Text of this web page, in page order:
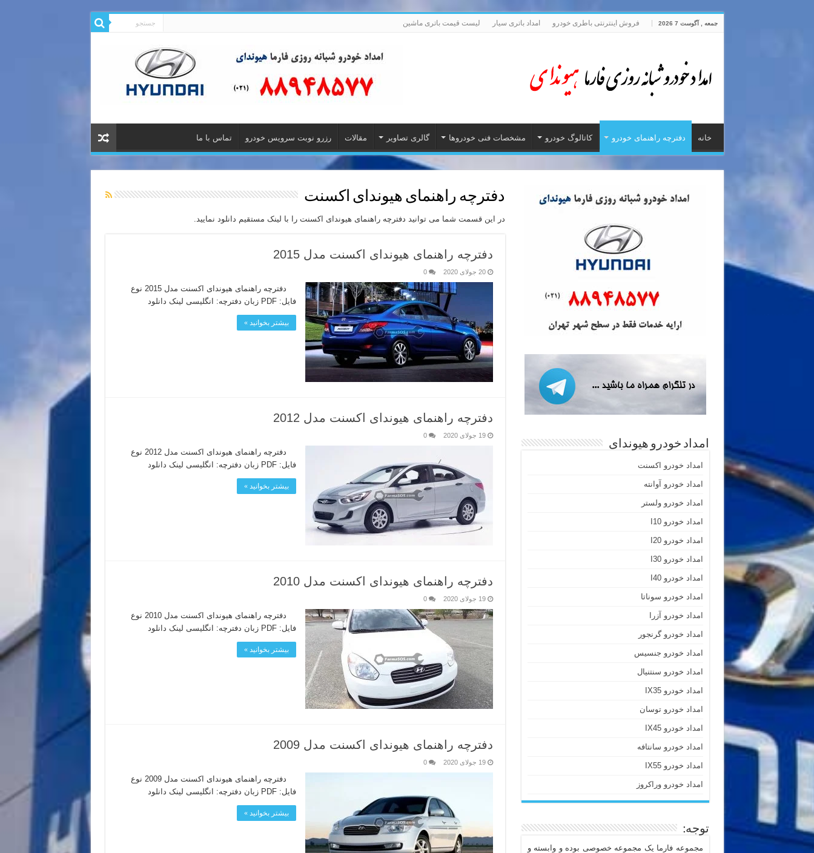
جمعه , آگوست 7 2026 فروش اینترنتی باطری خودرو امداد باتری سیار لیست قیمت باتری ماشین
خانه دفترچه راهنمای خودرو کاتالوگ خودرو مشخصات فنی خودروها گالری تصاویر مقالات رزرو نوبت سرویس خودرو تماس با ما
دفترچه راهنمای هیوندای اکسنت
در این قسمت شما می توانید دفترچه راهنمای هیوندای اکسنت را با لینک مستقیم دانلود نمایید.
دفترچه راهنمای هیوندای اکسنت مدل 2015
20 جولای 2020 0
دفترچه راهنمای هیوندای اکسنت مدل 2015 نوع
فایل: PDF زبان دفترچه: انگلیسی لینک دانلود
بیشتر بخوانید »
دفترچه راهنمای هیوندای اکسنت مدل 2012
19 جولای 2020 0
دفترچه راهنمای هیوندای اکسنت مدل 2012 نوع
فایل: PDF زبان دفترچه: انگلیسی لینک دانلود
بیشتر بخوانید »
دفترچه راهنمای هیوندای اکسنت مدل 2010
19 جولای 2020 0
دفترچه راهنمای هیوندای اکسنت مدل 2010 نوع
فایل: PDF زبان دفترچه: انگلیسی لینک دانلود
بیشتر بخوانید »
دفترچه راهنمای هیوندای اکسنت مدل 2009
19 جولای 2020 0
دفترچه راهنمای هیوندای اکسنت مدل 2009 نوع
فایل: PDF زبان دفترچه: انگلیسی لینک دانلود
بیشتر بخوانید »
امداد خودرو هیوندای
امداد خودرو اکسنت
امداد خودرو آوانته
امداد خودرو ولستر
امداد خودرو I10
امداد خودرو I20
امداد خودرو I30
امداد خودرو I40
امداد خودرو سوناتا
امداد خودرو آزرا
امداد خودرو گرنجور
امداد خودرو جنسیس
امداد خودرو سنتنیال
امداد خودرو IX35
امداد خودرو توسان
امداد خودرو IX45
امداد خودرو سانتافه
امداد خودرو IX55
امداد خودرو وراکروز
توجه:
مجموعه فارما یک مجموعه خصوصی بوده و وابسته و